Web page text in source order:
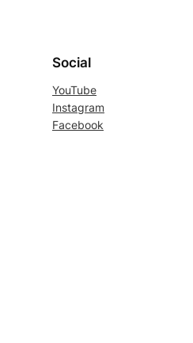
Social
YouTube
Instagram
Facebook